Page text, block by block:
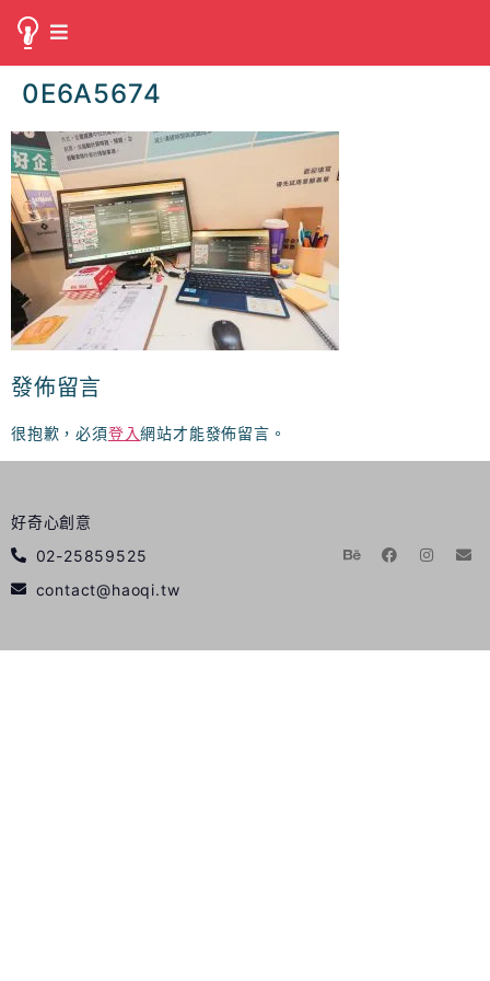
0E6A5674
發佈留言
很抱歉，必須登入網站才能發佈留言。
好奇心創意
02-25859525
contact@haoqi.tw